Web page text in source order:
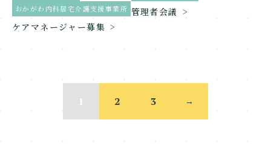
おかがわ内科居宅介護支援事業所
ケアマネージャー募集
管理者会議
1 2 3 →